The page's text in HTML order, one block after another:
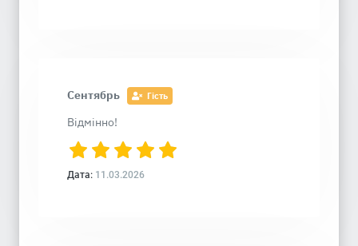
Сентябрь Гість
Відмінно!
Дата: 11.03.2026